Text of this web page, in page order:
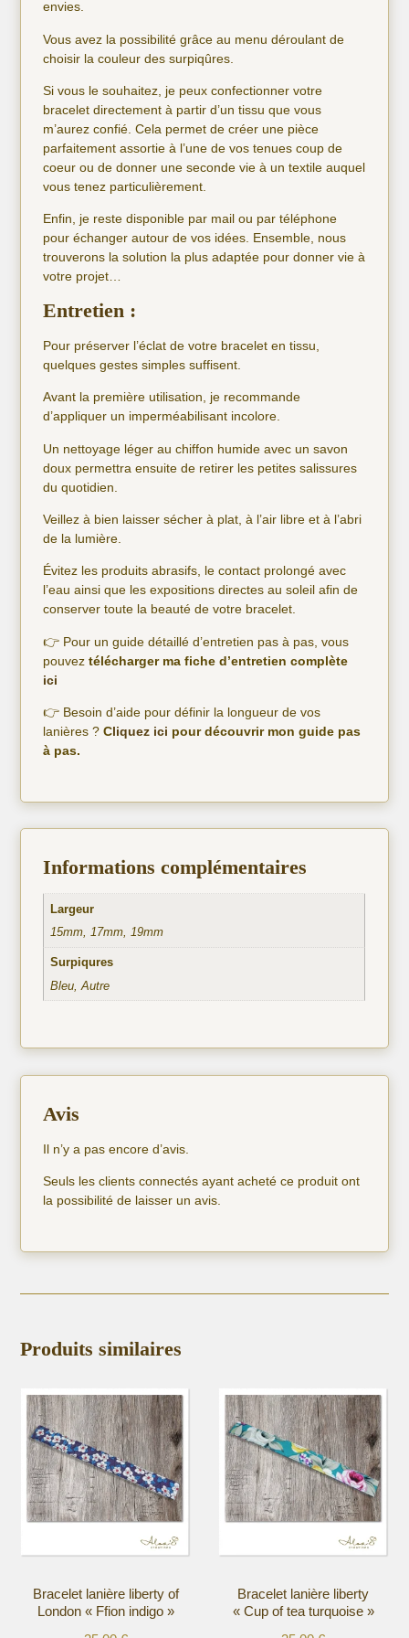
envies.
Vous avez la possibilité grâce au menu déroulant de
choisir la couleur des surpiqûres.
Si vous le souhaitez, je peux confectionner votre
bracelet directement à partir d’un tissu que vous
m’aurez confié. Cela permet de créer une pièce
parfaitement assortie à l’une de vos tenues coup de
coeur ou de donner une seconde vie à un textile auquel
vous tenez particulièrement.
Enfin, je reste disponible par mail ou par téléphone
pour échanger autour de vos idées. Ensemble, nous
trouverons la solution la plus adaptée pour donner vie à
votre projet…
Entretien :
Pour préserver l’éclat de votre bracelet en tissu,
quelques gestes simples suffisent.
Avant la première utilisation, je recommande
d’appliquer un imperméabilisant incolore.
Un nettoyage léger au chiffon humide avec un savon
doux permettra ensuite de retirer les petites salissures
du quotidien.
Veillez à bien laisser sécher à plat, à l’air libre et à l’abri
de la lumière.
Évitez les produits abrasifs, le contact prolongé avec
l’eau ainsi que les expositions directes au soleil afin de
conserver toute la beauté de votre bracelet.
👉 Pour un guide détaillé d’entretien pas à pas, vous
pouveztélécharger ma fiche d’entretien complète
ici
👉 Besoin d’aide pour définir la longueur de vos
lanières ?Cliquez ici pour découvrir mon guide pas
à pas.
Informations complémentaires
Largeur
15mm, 17mm, 19mm
Surpiqures
Bleu, Autre
Avis
Il n’y a pas encore d’avis.
Seuls les clients connectés ayant acheté ce produit ont
la possibilité de laisser un avis.
Produits similaires
Bracelet lanière liberty of
London « Ffion indigo »
Bracelet lanière liberty
« Cup of tea turquoise »